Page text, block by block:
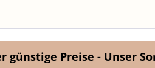
günstige Preise - Unser